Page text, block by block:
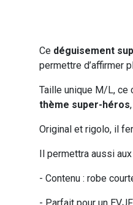
VIKING
Ce déguisement
permettre d’affirmer
Taille unique M/L, ce
thème super-héros
Original et rigolo, il
Il permettra aussi
- Contenu : robe